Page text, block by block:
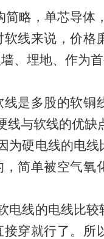
略，单芯导体
线来说，价格
、埋地、作为
是多股的软铜
线与软线的优缺
为硬电线的电
简单被空气氧
电线的电线比
穿就行了。所